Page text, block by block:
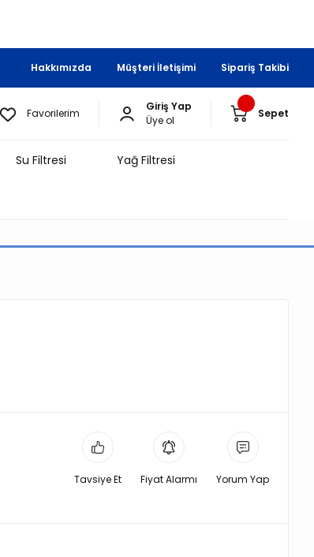
Hakkımızda Müşteri İletişimi Sipariş Takibi
Favorilerim
Giriş Yap
Üye ol
Sepet
Su Filtresi Yağ Filtresi
Tavsiye Et Fiyat Alarmı Yorum Yap